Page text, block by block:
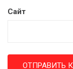
Сайт